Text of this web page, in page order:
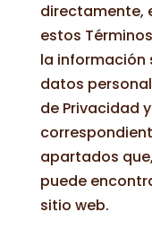
directamente,
estos
la información
datos
de Privacidad
apartados
puede
sitio web.